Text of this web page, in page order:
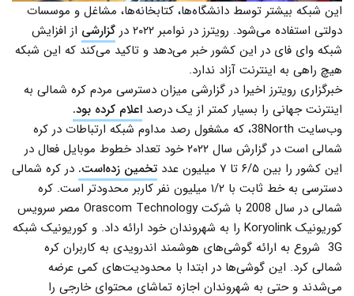
این شبکه بیشتر توسط دانشگاه‌ها، کتابخانه‌ها، مشاغل و موسسات
دولتی استفاده می‌شود. رویترز در نوامبر ۲۰۲۲ در
گزارشی از افزایش
شبکه وای فای در این کشور خبر می‌دهد و تاکید می‌کند که این شبکه
هیچ راهی به اینترنت آزاد ندارد.
خبرگزاری رویترز اخیرا در گزارشی میزان دسترسی مردم کره شمالی به
اینترنت جهانی را بسیار کمتر از یک درصد اعلام کرده بود.
وب‌سایت 38North، که مشغول رصد مداوم شبکه ارتباطات در کره
شمالی است در گزارش سال ۲۰۲۲ خود تعداد خطوط موبایل فعال در
این کشور را بین ۶/۵ تا ۷ میلیون عدد
تخمین زده‌است. در کره شمالی
دسترسی به خط ثابت با ۱/۲ میلیون نفر کاربر محدود‌تر است. کره
شمالی در سال 2008 با شرکت Orascom Technology مصر سرویس
کوریونیک Koryolink را به شهروندان خود ارائه داد. و کوریونیک شبکه
3G شروع به ارائه گوشی‌های هوشمند اندرویدی به کاربران کره
شمالی کرد. این گوشی‌ها در ابتدا با محدودیت‌های کمی عرضه
می‌شدند و حتی به شهروندان اجازه تماشای محتوای خارجی را